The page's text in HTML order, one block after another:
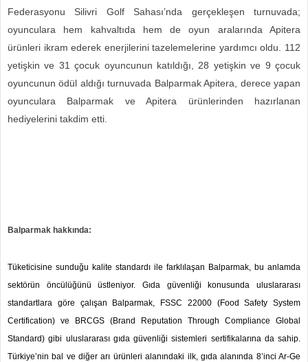
Federasyonu Silivri Golf Sahası’nda gerçekleşen turnuvada;
oyunculara hem kahvaltıda hem de oyun aralarında Apitera
ürünleri ikram ederek enerjilerini tazelemelerine yardımcı oldu. 112
yetişkin ve 31 çocuk oyuncunun katıldığı, 28 yetişkin ve 9 çocuk
oyuncunun ödül aldığı turnuvada Balparmak Apitera, derece yapan
oyunculara Balparmak ve Apitera ürünlerinden hazırlanan
hediyelerini takdim etti.
Balparmak hakkında:
Tüketicisine sunduğu kalite standardı ile farklılaşan Balparmak, bu anlamda
sektörün öncülüğünü üstleniyor. Gıda güvenliği konusunda uluslararası
standartlara göre çalışan Balparmak, FSSC 22000 (Food Safety System
Certification) ve BRCGS (Brand Reputation Through Compliance Global
Standard) gibi uluslararası gıda güvenliği sistemleri sertifikalarına da sahip.
Türkiye’nin bal ve diğer arı ürünleri alanındaki ilk, gıda alanında 8’inci Ar-Ge